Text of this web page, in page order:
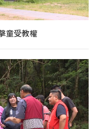
童受教權